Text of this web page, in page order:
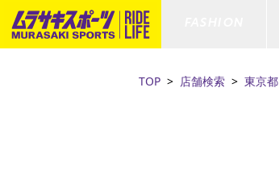
TOP 店舗検索 東京都